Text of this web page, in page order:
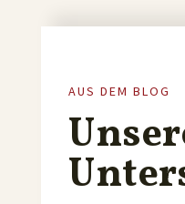
AUS DEM BLOG